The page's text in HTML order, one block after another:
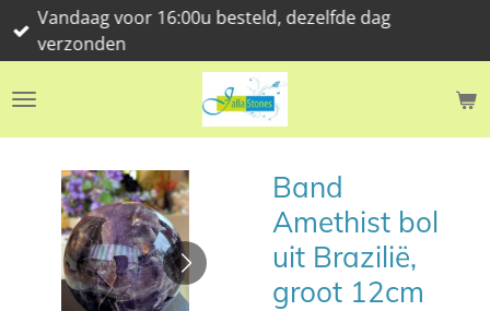
Ga
direct
de
Vandaag voor 16:00u besteld, dezelfde dag
verzonden
Band
Amethist bol
uit Brazilië,
groot 12cm